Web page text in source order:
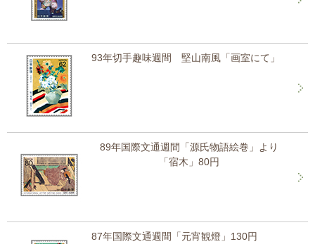
93年切手趣味週間 堅山南風「画室にて」
89年国際文通週間「源氏物語絵巻」より
「宿木」80円
87年国際文通週間「元宵観燈」130円